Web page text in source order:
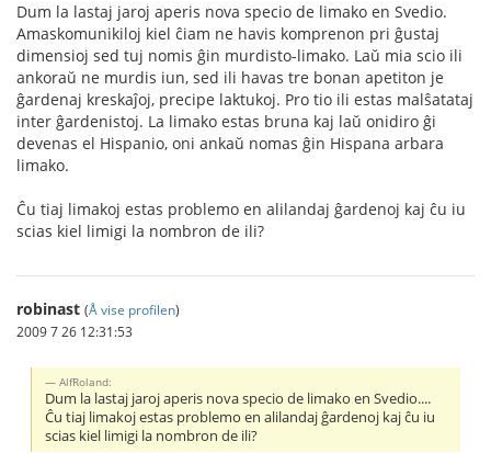
Dum la lastaj jaroj aperis nova specio de limako en Svedio.
Amaskomunikiloj kiel ĉiam ne havis komprenon pri ĝustaj
dimensioj sed tuj nomis ĝin murdisto-limako. Laŭ mia scio ili
ankoraŭ ne murdis iun, sed ili havas tre bonan apetiton je
ĝardenaj kreskaĵoj, precipe laktukoj. Pro tio ili estas malŝatataj
inter ĝardenistoj. La limako estas bruna kaj laŭ onidiro ĝi
devenas el Hispanio, oni ankaŭ nomas ĝin Hispana arbara
limako.
Ĉu tiaj limakoj estas problemo en alilandaj ĝardenoj kaj ĉu iu
scias kiel limigi la nombron de ili?
robinast (Å vise profilen)
2009 7 26 12:31:53
AlfRoland:
Dum la lastaj jaroj aperis nova specio de limako en Svedio....
Ĉu tiaj limakoj estas problemo en alilandaj ĝardenoj kaj ĉu iu
scias kiel limigi la nombron de ili?